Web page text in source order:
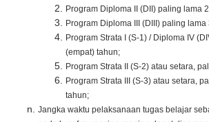
Program Diploma II (DII) paling lama
Program Diploma III (DIII) paling
Program Strata I (S-1) / Diploma IV
(empat) tahun;
Program Strata II (S-2) atau setara,
Program Strata III (S-3) atau setara,
tahun;
Jangka waktu pelaksanaan tugas belajar